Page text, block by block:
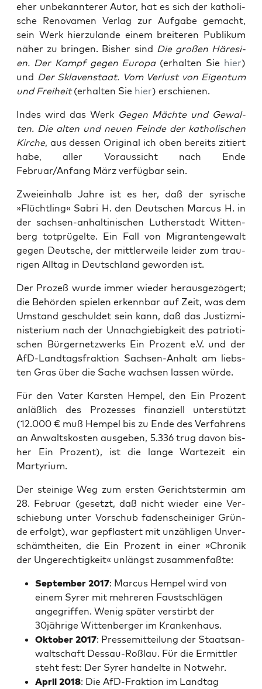
eher unbe­kann­te­rer Autor, hat es sich der katho­li­
sche Reno­va­men Ver­lag zur Auf­ga­be gemacht,
sein Werk hier­zu­lan­de einem brei­te­ren Publi­kum
näher zu brin­gen. Bis­her sind Die gro­ßen Häre­si­
en. Der Kampf gegen Euro­pa (erhal­ten Sie hier)
und Der Skla­ven­staat. Vom Ver­lust von Eigen­tum
und Frei­heit(erhal­ten Sie hier) erschie­nen.
Indes wird das Werk Gegen Mäch­te und Gewal­
ten. Die alten und neu­en Fein­de der katho­li­schen
Kir­che, aus des­sen Ori­gi­nal ich oben bereits zitiert
habe, aller Vor­aus­sicht nach Ende
Februar/Anfang März ver­füg­bar sein.
Zwei­ein­halb Jah­re ist es her, daß der syri­sche
»Flücht­ling« Sab­ri H. den Deut­schen Mar­cus H. in
der sach­sen-anhal­ti­ni­schen Luther­stadt Wit­ten­
berg tot­prü­gel­te. Ein Fall von Migran­ten­ge­walt
gegen Deut­sche, der mitt­ler­wei­le lei­der zum trau­
ri­gen All­tag in Deutsch­land gewor­den ist.
Der Pro­zeß wur­de immer wie­der her­aus­ge­zö­gert;
die Behör­den spie­len erkenn­bar auf Zeit, was dem
Umstand geschul­det sein kann, daß das Jus­tiz­mi­
nis­te­ri­um nach der Unnach­gie­big­keit des patrio­ti­
schen Bür­ger­netz­werks Ein Pro­zent e.V. und der
AfD-Land­tags­frak­ti­on Sach­sen-Anhalt am liebs­
ten Gras über die Sache wach­sen las­sen würde.
Für den Vater Kars­ten Hem­pel, den Ein Pro­zent
anläß­lich des Pro­zes­ses finan­zi­ell unter­stützt
(12.000 € muß Hem­pel bis zu Ende des Ver­fah­rens
an Anwalts­kos­ten aus­ge­ben, 5.336 trug davon bis­
her Ein Pro­zent), ist die lan­ge War­te­zeit ein
Martyrium.
Der stei­ni­ge Weg zum ers­ten Gerichts­ter­min am
28. Febru­ar (gesetzt, daß nicht wie­der eine Ver­
schie­bung unter Vor­schub faden­schei­ni­ger Grün­
de erfolgt), war gepflas­tert mit unzäh­li­gen Unver­
schämt­hei­ten, die Ein Pro­zent in einer »Chro­nik
der Unge­rech­tig­keit« unlängst zusammenfaßte:
Sep­tem­ber 2017: Mar­cus Hem­pel wird von
einem Syrer mit meh­re­ren Faust­schlä­gen
ange­grif­fen. Wenig spä­ter ver­stirbt der
30jährige Wit­ten­ber­ger im Krankenhaus.
Okto­ber 2017: Pres­se­mit­tei­lung der Staats­an­
walt­schaft Des­sau-Roß­lau. Für die Ermitt­ler
steht fest: Der Syrer han­del­te in Notwehr.
April 2018: Die AfD-Frak­ti­on im Land­tag